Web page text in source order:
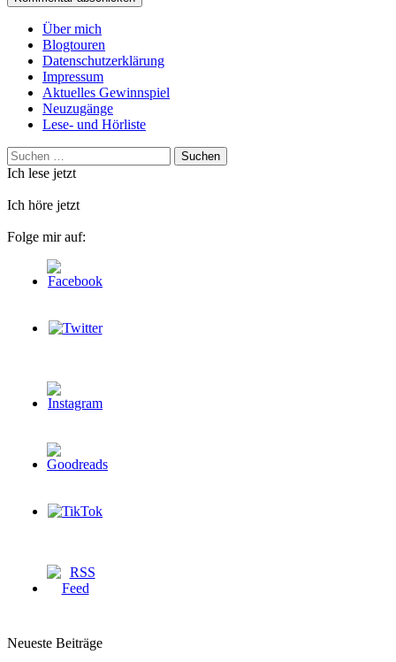
Über mich
Blogtouren
Datenschutzerklärung
Impressum
Aktuelles Gewinnspiel
Neuzugänge
Lese- und Hörliste
Suchen
nach:
Ich lese jetzt
Ich höre jetzt
Folge mir auf:
Neueste Beiträge